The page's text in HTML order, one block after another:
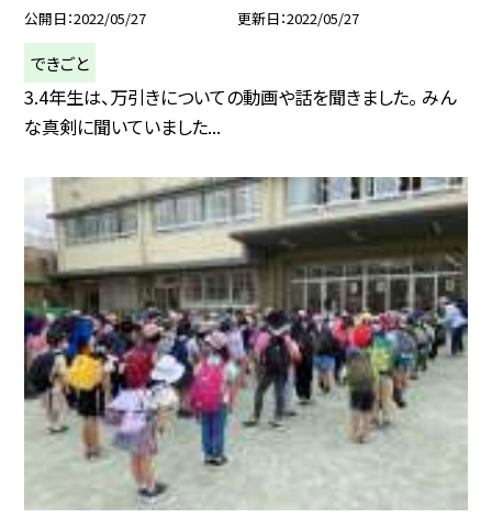
公開日 2022/05/27 更新日 2022/05/27
できごと
3.4年生は、万引きについての動画や話を聞きました。 みん
な真剣に聞いていました...